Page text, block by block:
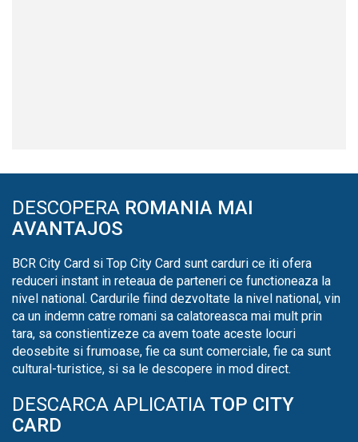
DESCOPERA ROMANIA MAI
AVANTAJOS
BCR City Card si Top City Card sunt carduri ce iti ofera
reduceri instant in reteaua de parteneri ce functioneaza la
nivel national. Cardurile fiind dezvoltate la nivel national, vin
ca un indemn catre romani sa calatoreasca mai mult prin
tara, sa constientizeze ca avem toate aceste locuri
deosebite si frumoase, fie ca sunt comerciale, fie ca sunt
cultural-turistice, si sa le descopere in mod direct.
DESCARCA APLICATIA TOP CITY
CARD